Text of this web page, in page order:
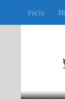
Saltar al
Inicio